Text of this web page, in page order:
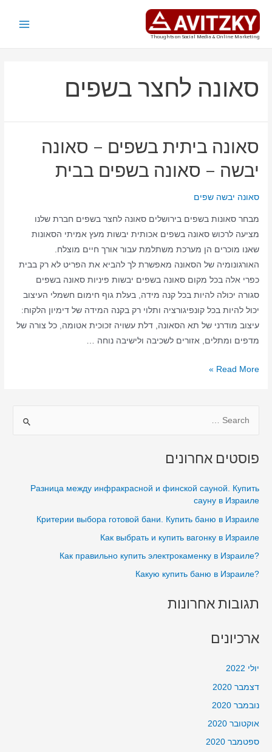
דילוג
לתוכן
Thoughts on Social Media & Online Marketing
סאונה לחצר בשפים
סאונה ביתית בשפים – סאונה
יבשה – סאונה בשפים בבית
סאונה יבשה שפים
מבחר סאונות בשפים בירושלים סאונה לחצר בשפים חברת שלנו
מציעה לרכוש סאונה בשפים אכותית יבשות מעץ אמיתי הסאונות
שאנו מוכרים הן מערכת משתלמת עבור אורך חיים מוצלח.
האורגונומיה של הסאונה מאפשרת לך להביא את הפריט לא רק בבית
כפרי אלה בכל מקום סאונה בשפים יבשות פיניות סאונה בשפים
סגורה יכולה להיות בכל קנה מידה, בעלת גוף חימום חשמלי העיצוב
יכול להיות בכל קונפיגורציה ותלוי רק בקנה המידה של דימיון הלקוח:
עיצוב מודרני של תא הסאונה, דלת עשויה זכוכית אטומה, כל צורה של
מדפים ומתלים, אזורים לשכיבה ולישיבה נוחה …
סאונה
–
בשפים
בבית
Read More »
r
:
פוסטים אחרונים
Разница между инфракрасной и финской сауной. Купить
сауну в Израиле
Критерии выбора готовой бани. Купить баню в Израиле
Как выбрать и купить вагонку в Израиле
?Как правильно купить электрокаменку в Израиле
?Какую купить баню в Израиле
תגובות אחרונות
ארכיונים
יולי 2022
דצמבר 2020
נובמבר 2020
אוקטובר 2020
ספטמבר 2020